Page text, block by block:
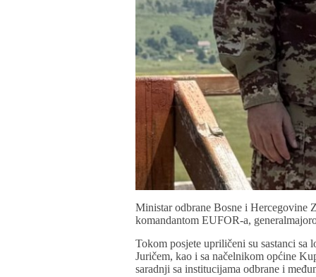
Ministar odbrane Bosne i Hercegovine
komandantom EUFOR-a,
Tokom posjete upriličeni su sastanci
Juričem, kao i sa načelnikom općine
saradnji sa institucijama odbrane i